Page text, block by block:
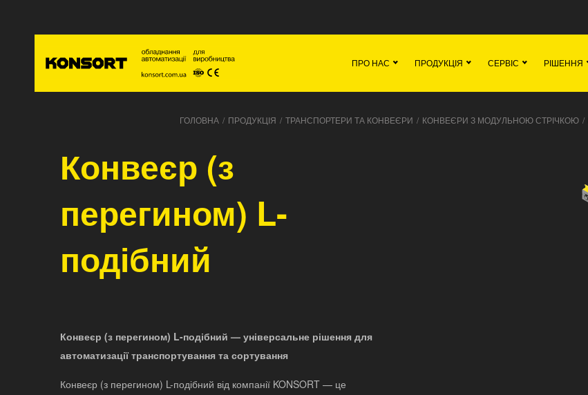
ПРО НАС ПРОДУКЦІЯ СЕРВІС РІШЕННЯ
ГОЛОВНА / ПРОДУКЦІЯ / ТРАНСПОРТЕРИ ТА КОНВЕЄРИ / КОНВЕЄРИ З МОДУЛЬНОЮ СТРІЧКОЮ /
Конвеєр (з
перегином) L-
подібний
Конвеєр (з перегином) L-подібний — універсальне рішення для
автоматизації транспортування та сортування
Конвеєр (з перегином) L-подібний від компанії KONSORT — це